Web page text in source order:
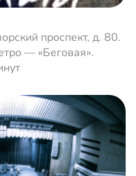
проспект, д. 80.
— «Беговая».